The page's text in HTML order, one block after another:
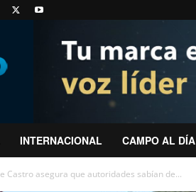
INTERNACIONAL CAMPO AL DÍA
Castro asegura que autoridades sabían de...